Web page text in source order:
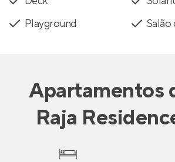
Playground
Salão
Apartamentos
Raja